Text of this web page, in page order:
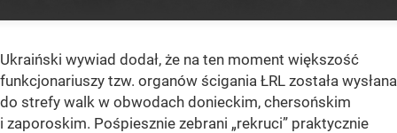
Ukraiński wywiad dodał, że na ten moment większość
funkcjonariuszy tzw. organów ścigania ŁRL została wysłana
do strefy walk w obwodach donieckim, chersońskim
i zaporoskim. Pośpiesznie zebrani „rekruci” praktycznie